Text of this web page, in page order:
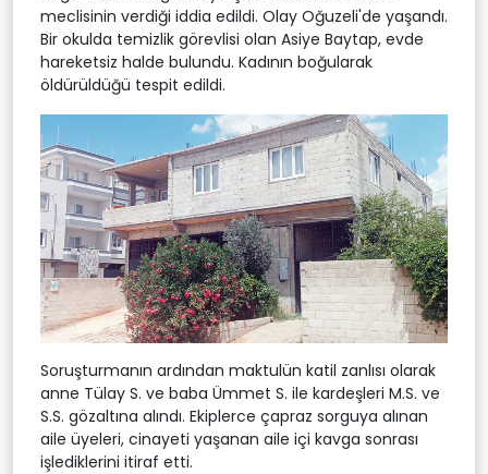
meclisinin verdiği iddia edildi. Olay Oğuzeli'de yaşandı.
Bir okulda temizlik görevlisi olan Asiye Baytap, evde
hareketsiz halde bulundu. Kadının boğularak
öldürüldüğü tespit edildi.
Soruşturmanın ardından maktulün katil zanlısı olarak
anne Tülay S. ve baba Ümmet S. ile kardeşleri M.S. ve
S.S. gözaltına alındı. Ekiplerce çapraz sorguya alınan
aile üyeleri, cinayeti yaşanan aile içi kavga sonrası
işlediklerini itiraf etti.